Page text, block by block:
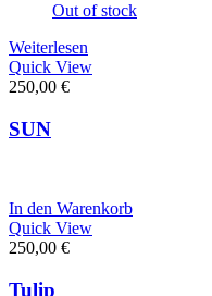
Out of stock
Weiterlesen
Quick View
250,00 €
SUN
In den Warenkorb
Quick View
250,00 €
Tulip